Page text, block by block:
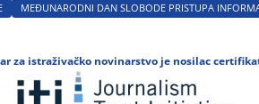
MEĐUNARODNI DAN SLOBODE PRISTUPA
za istraživačko novinarstvo je nosilac